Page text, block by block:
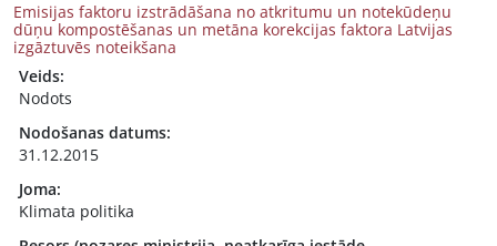
Emisijas faktoru izstrādāšana no atkritumu un notekūdeņu
dūņu kompostēšanas un metāna korekcijas faktora Latvijas
izgāztuvēs noteikšana
Veids:
Nodots
Nodošanas datums:
31.12.2015
Joma:
Klimata politika